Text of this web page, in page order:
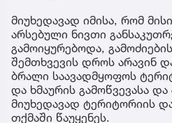
მიუხედავად იმისა, რომ
არსებული ნივთი
გამოიყურებოდა,
შემთხვევის დროს არავინ
ბრალი საავადმყოფოს
და ხმაურის გამოწვევასა
მიუხედავად ტერიტორიის
თქმაში წაუყენეს.